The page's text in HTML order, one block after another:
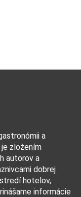
a
je zložením
autorov a
dobrej
hotelov,
informácie